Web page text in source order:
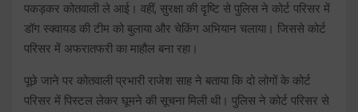
पकड़कर कोतवाली ले आई। वहीं, सुरक्षा की दृष्टि से पुलिस ने कोर्ट परिसर में
डॉग स्क्वायड की टीम को बुलाया और चेकिंग अभियान चलाया। जिससे कोर्ट
परिसर में अफरातफरी का माहौल बना रहा।
पूछे जाने पर कोतवाली प्रभारी राजेश साह ने बताया कि दो लोगों के कोर्ट
परिसर में पिस्टल लेकर घूमने की सूचना मिली थी। पुलिस ने कोर्ट परिसर से